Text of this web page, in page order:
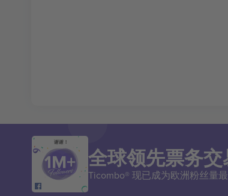
谢谢！
全球领先票务
Ticombo® 现已成为欧洲粉丝量